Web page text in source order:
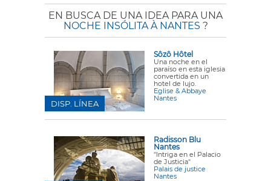
EN BUSCA DE UNA IDEA PARA UNA
NOCHE INSÓLITA À NANTES ?
Sôzô Hôtel
Una noche en el
paraíso en esta iglesia
convertida en un
hotel de lujo.
Eglise & Abbaye
Nantes
DISP. LÍNEA
Radisson Blu
Nantes
"Intriga en el Palacio
de Justicia"
Palais de justice
Nantes